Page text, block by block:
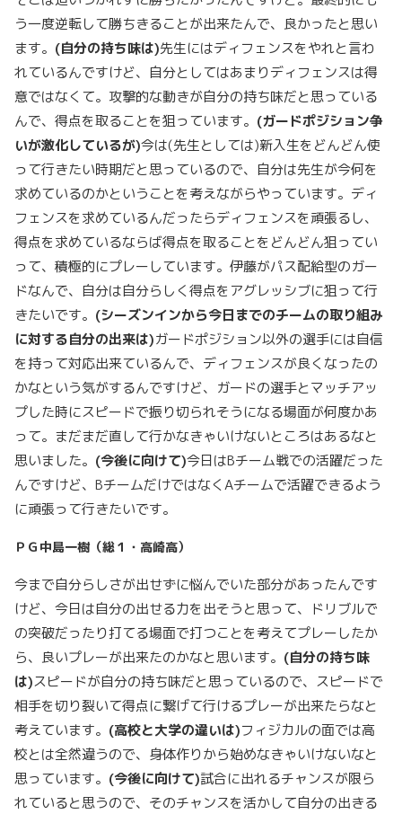
う一度逆転して勝ちきることが出来たんで、良かったと思い
ます。 (自分の持ち味は)先生にはディフェンスをやれと言わ
れているんですけど、自分としてはあまりディフェンスは得
意ではなくて。攻撃的な動きが自分の持ち味だと思っている
んで、得点を取ることを狙っています。 (ガードポジション争
いが激化しているが)今は(先生としては)新入生をどんどん使
って行きたい時期だと思っているので、自分は先生が今何を
求めているのかということを考えながらやっています。ディ
フェンスを求めているんだったらディフェンスを頑張るし、
得点を求めているならば得点を取ることをどんどん狙ってい
って、積極的にプレーしています。伊藤がパス配給型のガー
ドなんで、自分は自分らしく得点をアグレッシブに狙って行
きたいです。 (シーズンインから今日までのチームの取り組み
に対する自分の出来は)ガードポジション以外の選手には自信
を持って対応出来ているんで、ディフェンスが良くなったの
かなという気がするんですけど、ガードの選手とマッチアッ
プした時にスピードで振り切られそうになる場面が何度かあ
って。まだまだ直して行かなきゃいけないところはあるなと
思いました。 (今後に向けて)今日はBチーム戦での活躍だった
んですけど、BチームだけではなくAチームで活躍できるよう
に頑張って行きたいです。
ＰＧ中島一樹（総１・高崎高）
今まで自分らしさが出せずに悩んでいた部分があったんです
けど、今日は自分の出せる力を出そうと思って、ドリブルで
の突破だったり打てる場面で打つことを考えてプレーしたか
ら、良いプレーが出来たのかなと思います。 (自分の持ち味
は)スピードが自分の持ち味だと思っているので、スピードで
相手を切り裂いて得点に繋げて行けるプレーが出来たらなと
考えています。 (高校と大学の違いは)フィジカルの面では高
校とは全然違うので、身体作りから始めなきゃいけないなと
思っています。 (今後に向けて)試合に出れるチャンスが限ら
れていると思うので、そのチャンスを活かして自分の出きる